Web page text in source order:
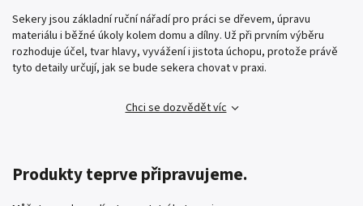
Sekery jsou základní ruční nářadí pro práci se dřevem, úpravu
materiálu i běžné úkoly kolem domu a dílny. Už při prvním výběru
rozhoduje účel, tvar hlavy, vyvážení i jistota úchopu, protože právě
tyto detaily určují, jak se bude sekera chovat v praxi.
Chci se dozvědět víc
Produkty teprve připravujeme.